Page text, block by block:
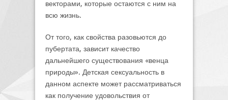
векторами, которые остаются с ним на
всю жизнь.
От того, как свойства разовьются до
пубертата, зависит качество
дальнейшего существования «венца
природы». Детская сексуальность в
данном аспекте может рассматриваться
как получение удовольствия от